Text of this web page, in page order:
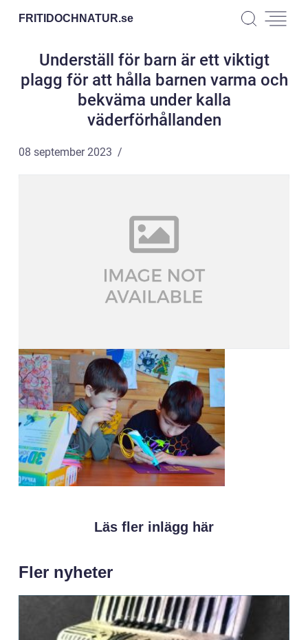
FRITIDOCHNATUR.se
Underställ för barn är ett viktigt
plagg för att hålla barnen varma och
bekväma under kalla
väderförhållanden
08 september 2023
Läs fler inlägg här
Fler nyheter